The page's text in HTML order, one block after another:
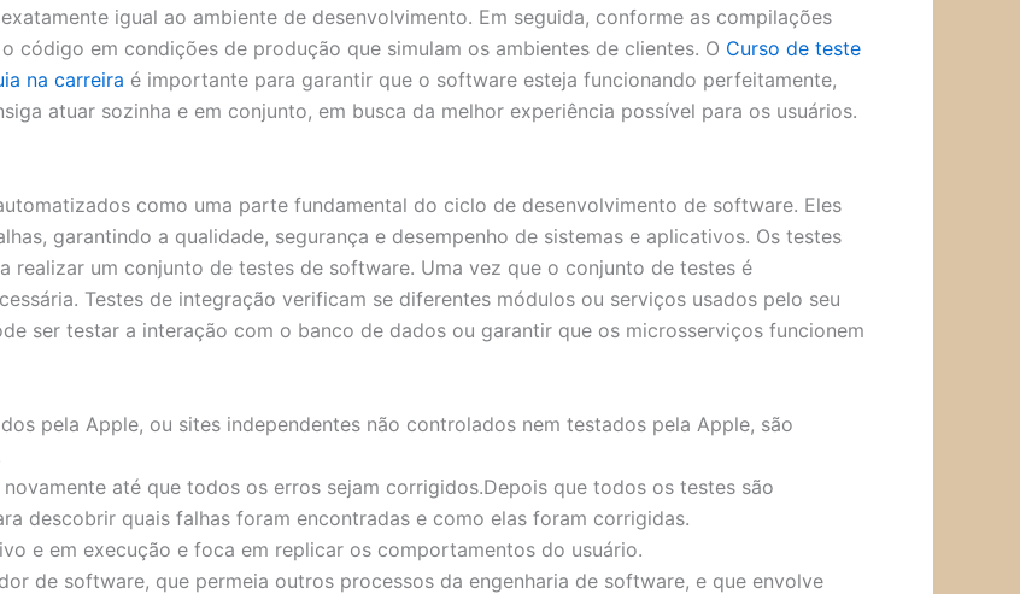
igual ao ambiente de desenvolvimento. Em seguida, conforme as compilações
código em condições de produção que simulam os ambientes de clientes. O Curso de teste
na carreira é importante para garantir que o software esteja funcionando perfeitamente,
atuar sozinha e em conjunto, em busca da melhor experiência possível para os usuários.
como uma parte fundamental do ciclo de desenvolvimento de software. Eles
garantindo a qualidade, segurança e desempenho de sistemas e aplicativos. Os testes
realizar um conjunto de testes de software. Uma vez que o conjunto de testes é
Testes de integração verificam se diferentes módulos ou serviços usados pelo seu
ser testar a interação com o banco de dados ou garantir que os microsserviços funcionem
pela Apple, ou sites independentes não controlados nem testados pela Apple, são
até que todos os erros sejam corrigidos.Depois que todos os testes são
descobrir quais falhas foram encontradas e como elas foram corrigidas.
e em execução e foca em replicar os comportamentos do usuário.
de software, que permeia outros processos da engenharia de software, e que envolve